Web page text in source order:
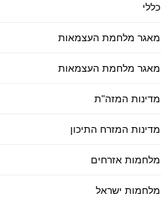
כללי
מאגר מלחמת העצמאות
מאגר מלחמת העצמאות
מדינות המזה"ת
מדינות המזרח התיכון
מלחמות אזרחים
מלחמות ישראל